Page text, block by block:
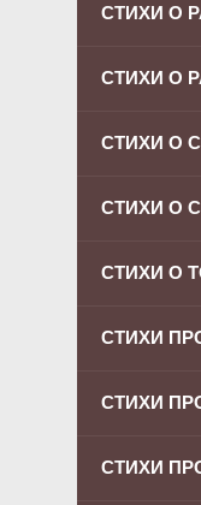
СТИХИ О
СТИХИ О
СТИХИ О
СТИХИ О
СТИХИ О
СТИХИ
СТИХИ
СТИХИ